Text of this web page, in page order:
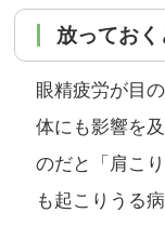
放ってお
眼精疲労が目
体にも影響を
のだと「肩こ
も起こりうる